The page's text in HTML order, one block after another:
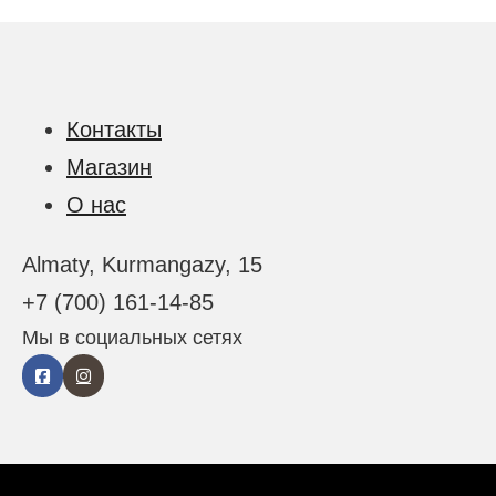
Контакты
Магазин
О нас
Almaty, Kurmangazy, 15
+7 (700) 161-14-85
Мы в социальных сетях